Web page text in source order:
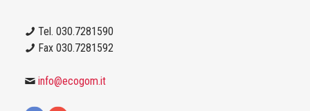
Tel. 030.7281590
Fax 030.7281592
info@ecogom.it